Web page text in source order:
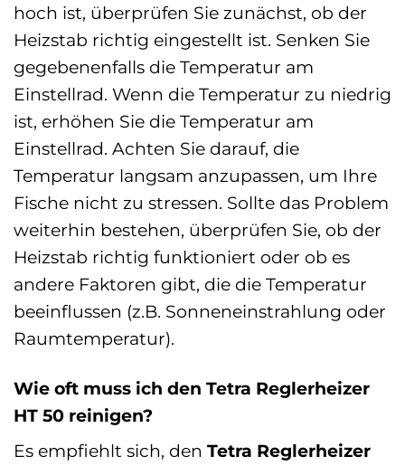
hoch ist, überprüfen Sie zunächst, ob der
Heizstab richtig eingestellt ist. Senken Sie
gegebenenfalls die Temperatur am
Einstellrad. Wenn die Temperatur zu niedrig
ist, erhöhen Sie die Temperatur am
Einstellrad. Achten Sie darauf, die
Temperatur langsam anzupassen, um Ihre
Fische nicht zu stressen. Sollte das Problem
weiterhin bestehen, überprüfen Sie, ob der
Heizstab richtig funktioniert oder ob es
andere Faktoren gibt, die die Temperatur
beeinflussen (z.B. Sonneneinstrahlung oder
Raumtemperatur).
Wie oft muss ich den Tetra Reglerheizer
HT 50 reinigen?
Es empfiehlt sich, den Tetra Reglerheizer